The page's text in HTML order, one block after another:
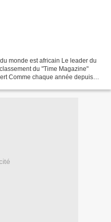
monde est africain Le leader du
du "Time Magazine"
Comme chaque année depuis